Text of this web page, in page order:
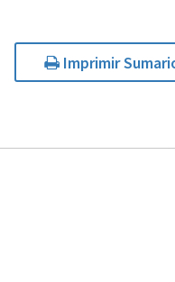
Imprimir